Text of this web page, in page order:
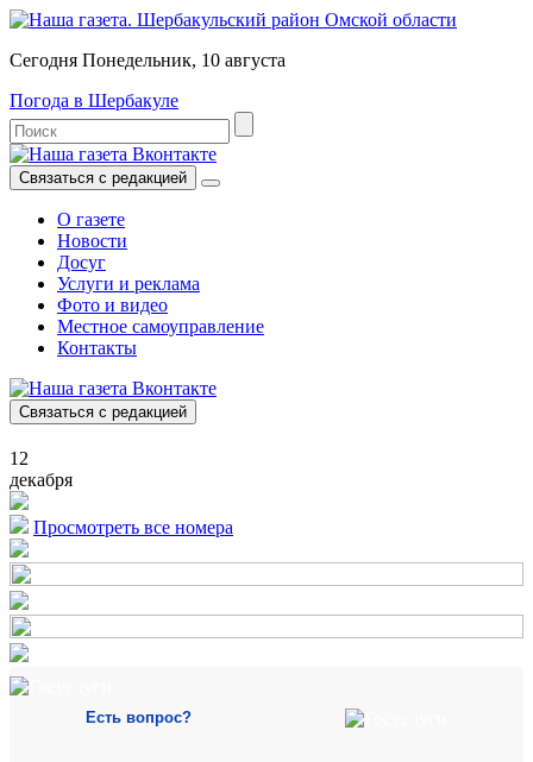
Сегодня Понедельник, 10 августа
Погода в Шербакуле
Связаться с редакцией
О газете
Новости
Досуг
Услуги и реклама
Фото и видео
Местное самоуправление
Контакты
Связаться с редакцией
12
декабря
Просмотреть все номера
Есть вопрос?